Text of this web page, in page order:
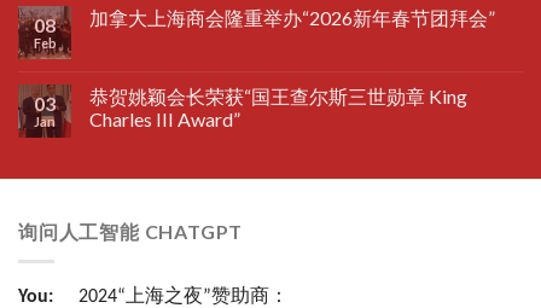
08
Feb
加拿大上海商会隆重举办“2026新年春节团拜会”
03
Jan
恭贺姚颖会长荣获“国王查尔斯三世勋章 King
Charles III Award”
询问人工智能 CHATGPT
You:
2024“上海之夜”赞助商：